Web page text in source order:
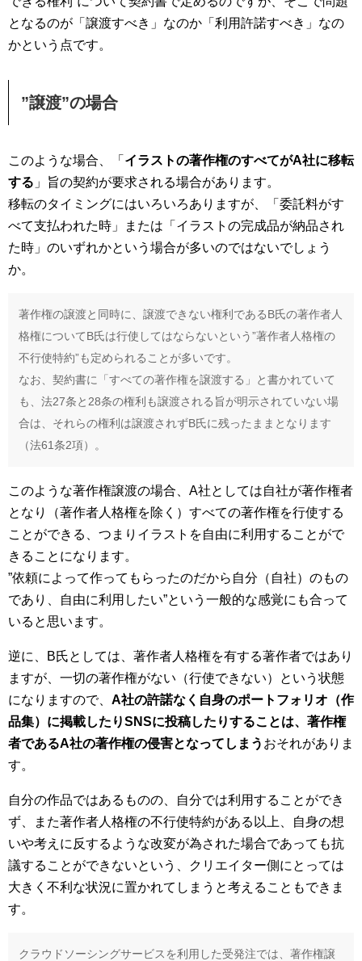
となるのが「譲渡すべき」なのか「利用許諾すべき」なの
かという点です。
”譲渡”の場合
このような場合、「 イラストの著作権のすべてがA社に移転
する 」旨の契約が要求される場合があります。
移転のタイミングにはいろいろありますが、「委託料がす
べて支払われた時」または「イラストの完成品が納品され
た時」のいずれかという場合が多いのではないでしょう
か。
著作権の譲渡と同時に、譲渡できない権利であるB氏の著作者人
格権についてB氏は行使してはならないという”著作者人格権の
不行使特約”も定められることが多いです。
なお、契約書に「すべての著作権を譲渡する」と書かれていて
も、法27条と28条の権利も譲渡される旨が明示されていない場
合は、それらの権利は譲渡されずB氏に残ったままとなります
（法61条2項）。
このような著作権譲渡の場合、A社としては自社が著作権者
となり（著作者人格権を除く）すべての著作権を行使する
ことができる、つまりイラストを自由に利用することがで
きることになります。
”依頼によって作ってもらったのだから自分（自社）のもの
であり、自由に利用したい”という一般的な感覚にも合って
いると思います。
逆に、B氏としては、著作者人格権を有する著作者ではあり
ますが、一切の著作権がない（行使できない）という状態
になりますので、 A社の許諾なく自身のポートフォリオ（作
品集）に掲載したりSNSに投稿したりすることは、著作権
者であるA社の著作権の侵害となってしまう おそれがありま
す。
自分の作品ではあるものの、自分では利用することができ
ず、また著作者人格権の不行使特約がある以上、自身の想
いや考えに反するような改変が為された場合であっても抗
議することができないという、クリエイター側にとっては
大きく不利な状況に置かれてしまうと考えることもできま
す。
クラウドソーシングサービスを利用した受発注では、著作権譲